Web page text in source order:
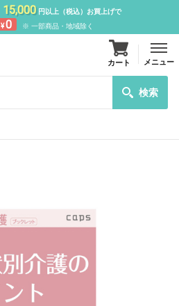
15,000円以上（税込）お買上げで
¥0 ※ 一部商品・地域除く
検索
カート メニュー